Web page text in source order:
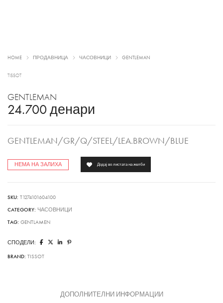
HOME ПРОДАВНИЦА ЧАСОВНИЦИ GENTLEMAN
TISSOT
GENTLEMAN
24.700 денари
GENTLEMAN/GR/Q/STEEL/LEA.BROWN/BLUE
НЕМА НА ЗАЛИХА Додај во листата на желби
SKU: T1274101604100
CATEGORY: ЧАСОВНИЦИ
TAG: GENTLAMEN
СПОДЕЛИ:
BRAND: TISSOT
ДОПОЛНИТЕЛНИ ИНФОРМАЦИИ